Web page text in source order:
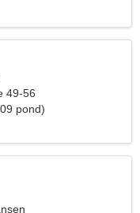
49-56
pond)